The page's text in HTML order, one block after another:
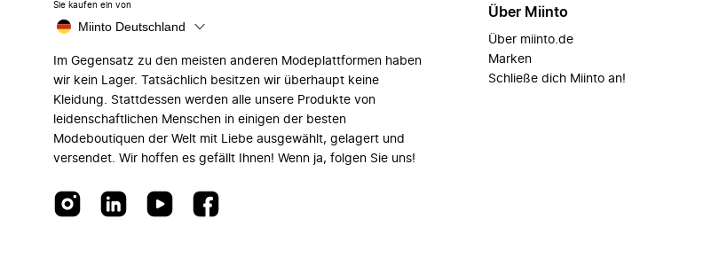
Sie kaufen ein von
Miinto Deutschland
Im Gegensatz zu den meisten anderen Modeplattformen haben
wir kein Lager. Tatsächlich besitzen wir überhaupt keine
Kleidung. Stattdessen werden alle unsere Produkte von
leidenschaftlichen Menschen in einigen der besten
Modeboutiquen der Welt mit Liebe ausgewählt, gelagert und
versendet. Wir hoffen es gefällt Ihnen! Wenn ja, folgen Sie uns!
Über Miinto
Über miinto.de
Marken
Schließe dich Miinto an!